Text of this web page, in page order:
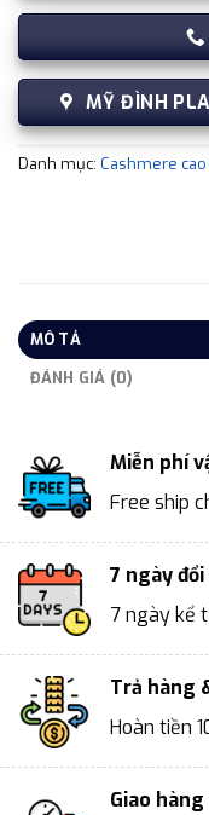
MỸ ĐÌNH
Danh mục: Cashmere cao
MÔ TẢ
ĐÁNH GIÁ (0)
Miễn phí
Free ship
7 ngày
7 ngày kể
Trả hàng
Hoàn tiền
Giao